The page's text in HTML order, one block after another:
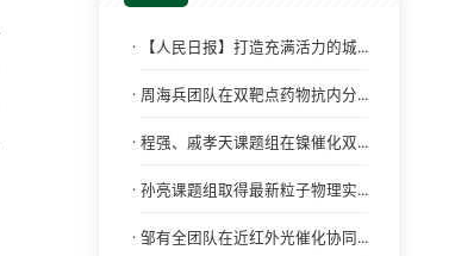
· 【人民日报】打造充满活力的城...
· 周海兵团队在双靶点药物抗内分...
· 程强、戚孝天课题组在镍催化双...
· 孙亮课题组取得最新粒子物理实...
· 邹有全团队在近红外光催化协同...